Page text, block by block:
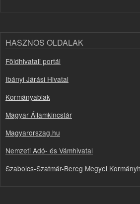
HASZNOS OLDALAK
Földhivatali portál
Ibányi Járási Hivatal
Kormányablak
Magyar Államkincstár
Magyarorszag.hu
Nemzeti Adó- és Vámhivatal
Szabolcs-Szatmár-Bereg Megyei